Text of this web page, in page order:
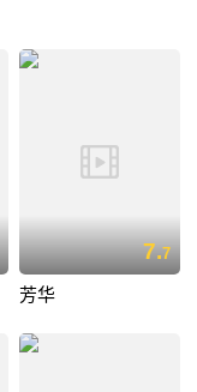
7.7
芳华